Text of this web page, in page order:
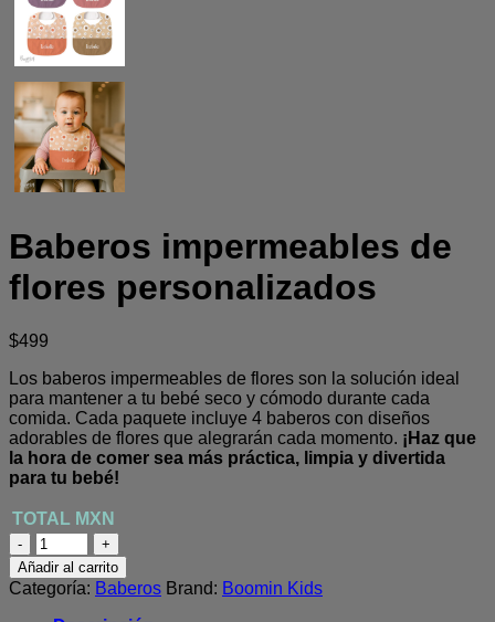
Baberos impermeables de
flores personalizados
$499
Los baberos impermeables de flores son la solución ideal
para mantener a tu bebé seco y cómodo durante cada
comida. Cada paquete incluye 4 baberos con diseños
adorables de flores que alegrarán cada momento. ¡Haz que
la hora de comer sea más práctica, limpia y divertida
para tu bebé!
Baberos
impermeables
de
flores
Añadir al carrito
Categoría: Baberos Brand: Boomin Kids